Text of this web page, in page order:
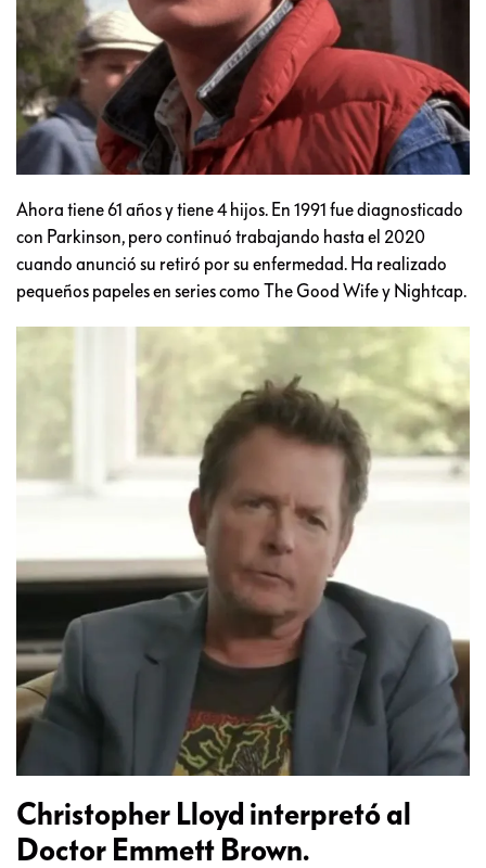
Ahora tiene 61 años y tiene 4 hijos. En 1991 fue diagnosticado
con Parkinson, pero continuó trabajando hasta el 2020
cuando anunció su retiró por su enfermedad. Ha realizado
pequeños papeles en series como The Good Wife y Nightcap.
Christopher Lloyd interpretó al
Doctor Emmett Brown.